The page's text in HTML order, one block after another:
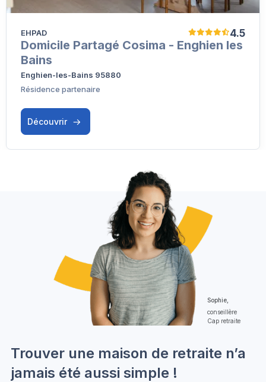
4.5
EHPAD
Domicile Partagé Cosima - Enghien les
Bains
Enghien-les-Bains 95880
Résidence partenaire
Découvrir
Sophie,
conseillère
Cap retraite
Trouver une maison de retraite n’a
jamais été aussi simple !